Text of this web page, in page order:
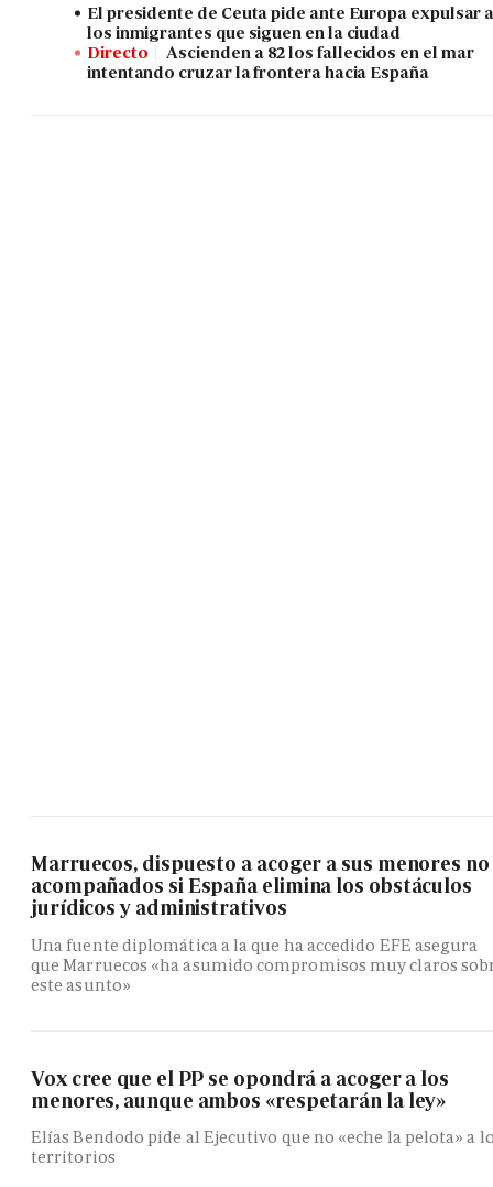
El presidente de Ceuta pide ante Europa expulsar
los inmigrantes que siguen en la ciudad
Directo
Ascienden a 82 los fallecidos en el mar
intentando cruzar la frontera hacia España
Marruecos, dispuesto a acoger a sus menores no
acompañados si España elimina los obstáculos
jurídicos y administrativos
Una fuente diplomática a la que ha accedido EFE asegura
que Marruecos «ha asumido compromisos muy claros
este asunto»
Vox cree que el PP se opondrá a acoger a los
menores, aunque ambos «respetarán la ley»
Elías Bendodo pide al Ejecutivo que no «eche la pelota» a
territorios